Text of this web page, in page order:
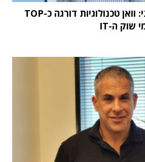
מחקר STKI השנתי: וואן טכנולוגיות דורגה כ-TOP